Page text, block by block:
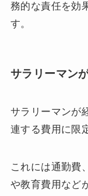
務的な責任を効
す。
サラリーマン
サラリーマンが
連する費用に限
これには通勤費
や教育費用など